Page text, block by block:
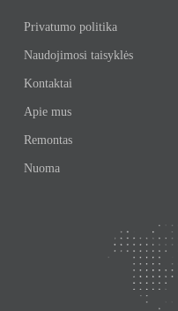
Privatumo politika
Naudojimosi taisyklės
Kontaktai
Apie mus
Remontas
Nuoma